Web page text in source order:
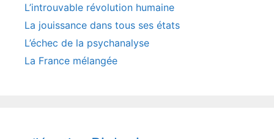
L’introuvable révolution humaine
La jouissance dans tous ses états
L’échec de la psychanalyse
La France mélangée